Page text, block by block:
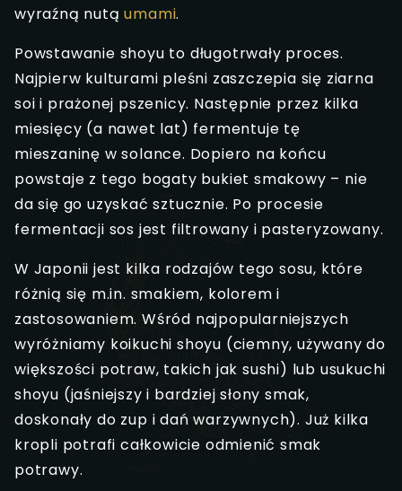
wyraźną nutąumami.
Powstawanie shoyu to długotrwały proces.
Najpierw kulturami pleśni zaszczepia się ziarna
soi i prażonej pszenicy. Następnie przez kilka
miesięcy (a nawet lat) fermentuje tę
mieszaninę w solance. Dopiero na końcu
powstaje z tego bogaty bukiet smakowy – nie
da się go uzyskać sztucznie. Po procesie
fermentacji sos jest filtrowany i pasteryzowany.
W Japonii jest kilka rodzajów tego sosu, które
różnią się m.in. smakiem, kolorem i
zastosowaniem. Wśród najpopularniejszych
wyróżniamy koikuchi shoyu (ciemny, używany do
większości potraw, takich jak sushi) lub usukuchi
shoyu (jaśniejszy i bardziej słony smak,
doskonały do zup i dań warzywnych). Już kilka
kropli potrafi całkowicie odmienić smak
potrawy.